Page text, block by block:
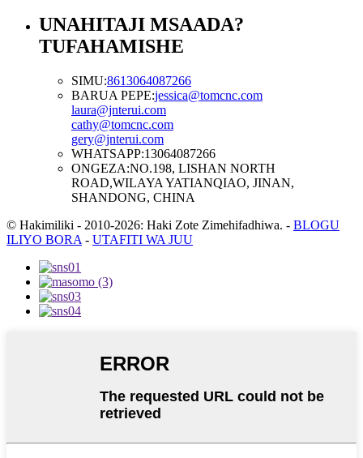
UNAHITAJI MSAADA?
TUFAHAMISHE
SIMU:8613064087266
BARUA PEPE:jessica@tomcnc.com
laura@jnterui.com
cathy@tomcnc.com
gery@jnterui.com
WHATSAPP:13064087266
ONGEZA:NO.198, LISHAN NORTH
ROAD,WILAYA YATIANQIAO, JINAN,
SHANDONG, CHINA
© Hakimiliki - 2010-2026: Haki Zote Zimehifadhiwa. - BLOGU
ILIYO BORA - UTAFITI WA JUU